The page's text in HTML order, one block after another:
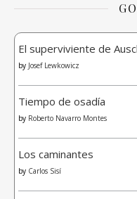
El superviviente de
by Josef Lewkowicz
Tiempo de osadía
by Roberto Navarro Montes
Los caminantes
by Carlos Sisí